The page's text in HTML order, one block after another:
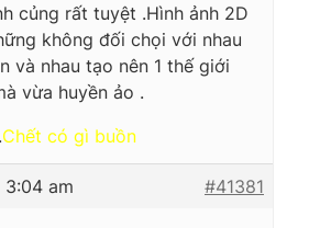
củng rất tuyệt .Hình ảnh 2D
không đối chọi với nhau
và nhau tạo nên 1 thế giới
vừa huyền ảo .
.Chết có gì buồn
am #41381